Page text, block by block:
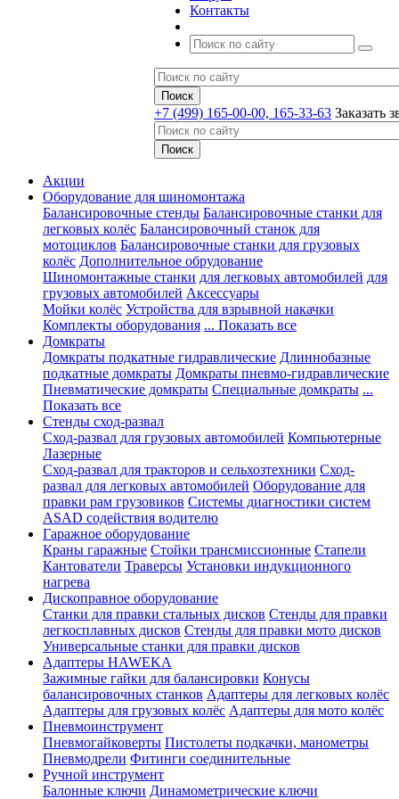
Контакты
+7 (499) 165-00-00, 165-33-63 Заказать
Акции
Оборудование для шиномонтажа
Балансировочные стенды Балансировочные станки для
легковых колёс Балансировочный станок для
мотоциклов Балансировочные станки для грузовых
колёс Дополнительное обрудование
Шиномонтажные станки для легковых автомобилей для
грузовых автомобилей Аксессуары
Мойки колёс Устройства для взрывной накачки
Комплекты оборудования ... Показать все
Домкраты
Домкраты подкатные гидравлические Длиннобазные
подкатные домкраты Домкраты пневмо-гидравлические
Пневматические домкраты Специальные домкраты ...
Показать все
Стенды сход-развал
Сход-развал для грузовых автомобилей Компьютерные
Лазерные
Сход-развал для тракторов и сельхозтехники Сход-
развал для легковых автомобилей Оборудование для
правки рам грузовиков Системы диагностики систем
ASAD содействия водителю
Гаражное оборудование
Краны гаражные Стойки трансмиссионные Стапели
Кантователи Траверсы Установки индукционного
нагрева
Дископравное оборудование
Станки для правки стальных дисков Стенды для правки
легкосплавных дисков Стенды для правки мото дисков
Универсальные станки для правки дисков
Адаптеры HAWEKA
Зажимные гайки для балансировки Конусы
балансировочных станков Адаптеры для легковых колёс
Адаптеры для грузовых колёс Адаптеры для мото колёс
Пневмоинструмент
Пневмогайковерты Пистолеты подкачки, манометры
Пневмодрели Фитинги соединительные
Ручной инструмент
Балонные ключи Динамометрические ключи